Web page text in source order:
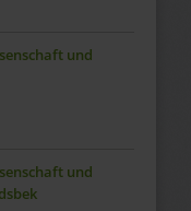
und
und